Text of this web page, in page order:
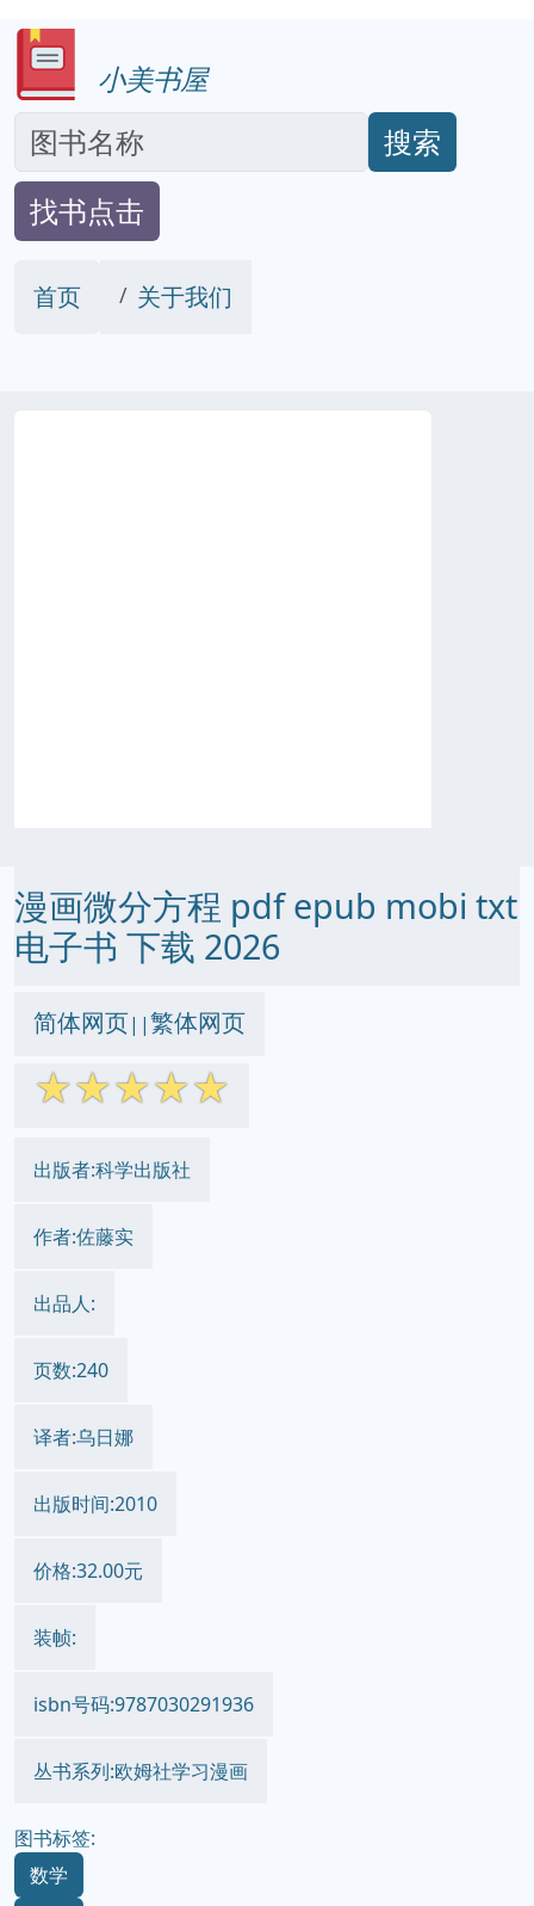
小美书屋
搜索
找书点击
首页 关于我们
漫画微分方程 pdf epub mobi txt
电子书 下载 2026
简体网页||繁体网页
☆☆☆☆☆
出版者:科学出版社
作者:佐藤实
出品人:
页数:240
译者:乌日娜
出版时间:2010
价格:32.00元
装帧:
isbn号码:9787030291936
丛书系列:欧姆社学习漫画
图书标签:
数学